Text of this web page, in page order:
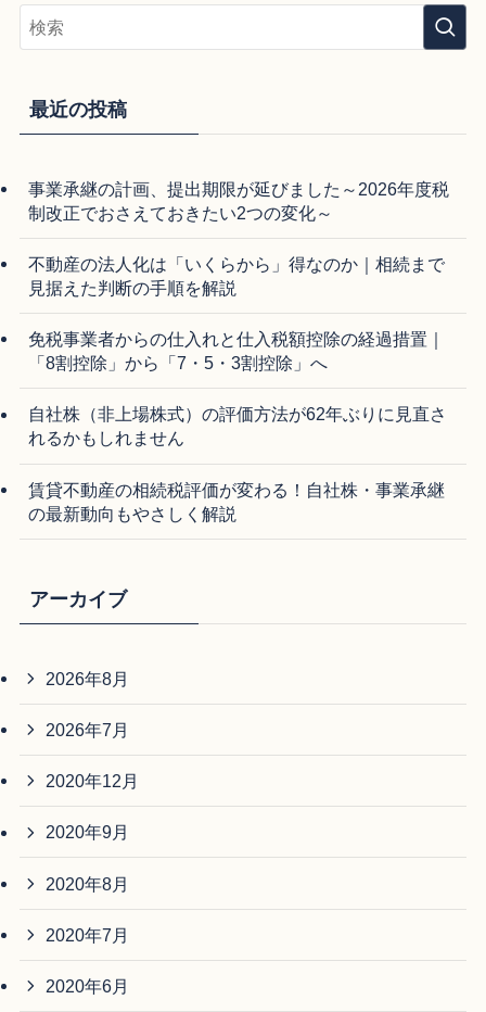
最近の投稿
事業承継の計画、提出期限が延びました～2026年度税
制改正でおさえておきたい2つの変化～
不動産の法人化は「いくらから」得なのか｜相続まで
見据えた判断の手順を解説
免税事業者からの仕入れと仕入税額控除の経過措置｜
「8割控除」から「7・5・3割控除」へ
自社株（非上場株式）の評価方法が62年ぶりに見直さ
れるかもしれません
賃貸不動産の相続税評価が変わる！自社株・事業承継
の最新動向もやさしく解説
アーカイブ
2026年8月
2026年7月
2020年12月
2020年9月
2020年8月
2020年7月
2020年6月